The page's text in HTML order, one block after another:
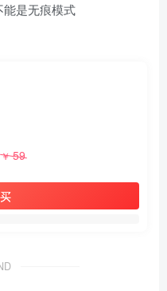
是无痕模式
￥59